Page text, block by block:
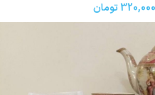
320,000تومان